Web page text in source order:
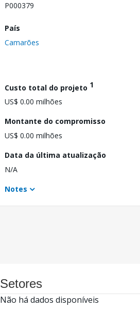
P000379
País
Camarões
Custo total do projeto 1
US$ 0.00 milhões
Montante do compromisso
US$ 0.00 milhões
Data da última atualização
N/A
Notes
Setores
Não há dados disponíveis